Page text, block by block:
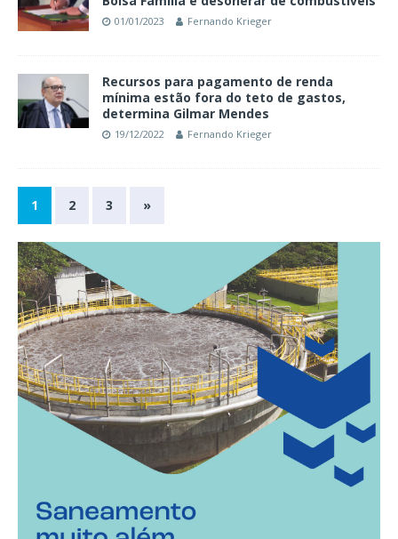
01/01/2023 Fernando Krieger
Recursos para pagamento de renda
mínima estão fora do teto de gastos,
determina Gilmar Mendes
19/12/2022 Fernando Krieger
1 2 3 »